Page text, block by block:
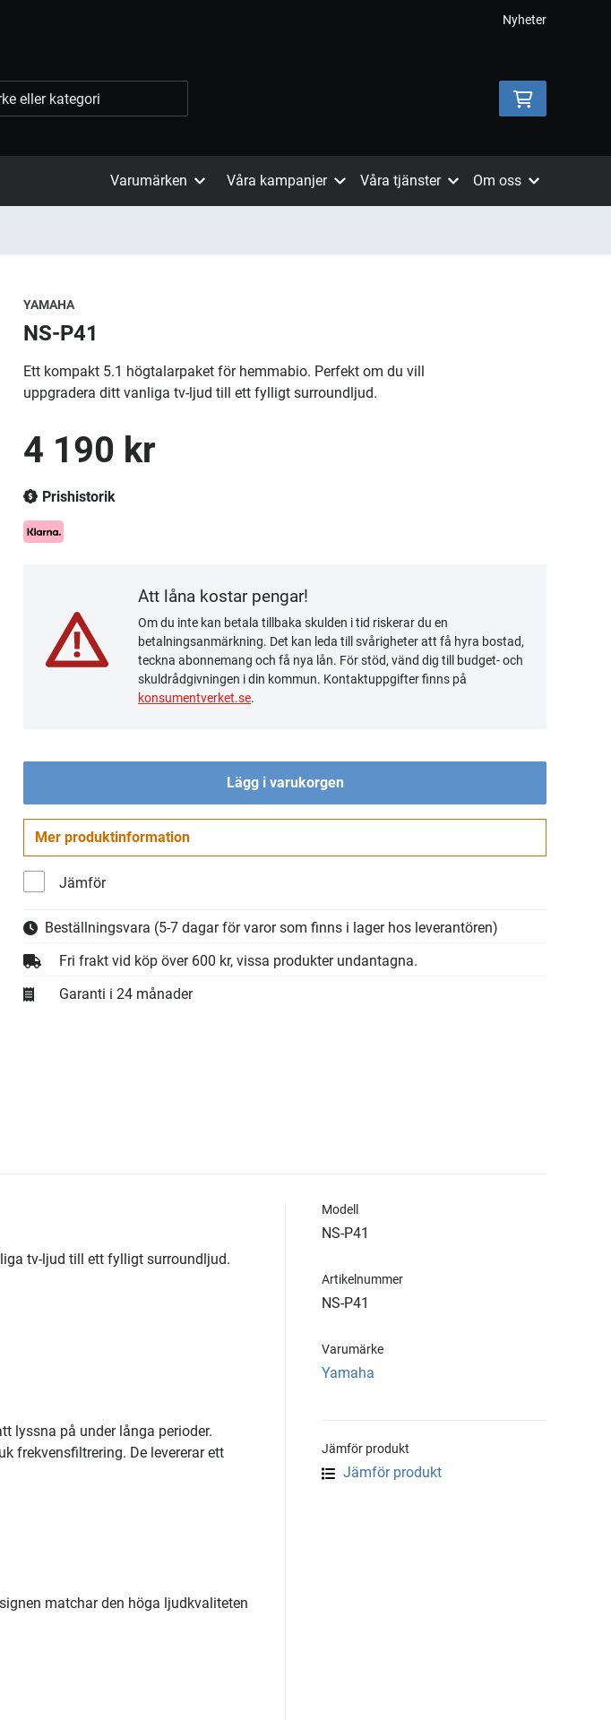
Nyheter
Varumärken Våra kampanjer Våra tjänster Om oss
YAMAHA
NS-P41
Ett kompakt 5.1 högtalarpaket för hemmabio. Perfekt om du vill
uppgradera ditt vanliga tv-ljud till ett fylligt surroundljud.
4 190 kr
Prishistorik
Att låna kostar pengar!
Om du inte kan betala tillbaka skulden i tid riskerar du en
betalningsanmärkning. Det kan leda till svårigheter att få hyra bostad,
teckna abonnemang och få nya lån. För stöd, vänd dig till budget- och
skuldrådgivningen i din kommun. Kontaktuppgifter finns på
konsumentverket.se.
Lägg i varukorgen
Mer produktinformation
Jämför
Beställningsvara (5-7 dagar för varor som finns i lager hos leverantören)
Fri frakt vid köp över 600 kr, vissa produkter undantagna.
Garanti i 24 månader
tv-ljud till ett fylligt surroundljud.
lyssna på under långa perioder.
frekvensfiltrering. De levererar ett
matchar den höga ljudkvaliteten
Modell
NS-P41
Artikelnummer
NS-P41
Varumärke
Yamaha
Jämför produkt
Jämför produkt